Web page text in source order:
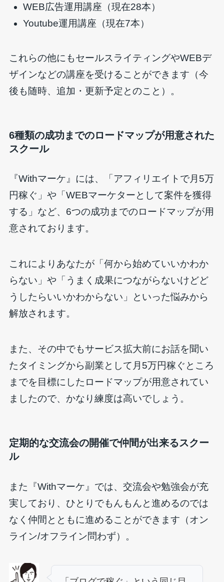
WEB広告運用講座（現在28本）
Youtube運用講座（現在7本）
これらの他にもセールスライティングやWEBデ
ザインなどの講座を受けることができます（今
後も随時、追加・更新予定とのこと）。
6種類の成功までのロードマップが用意された
スクール
『Withマーケ』には、「アフィリエイトで月5万
円稼ぐ」や「WEBマーケターとして案件を獲得
する」など、6つの成功までのロードマップが用
意されております。
これによりあなたが「何から始めていいかわか
らない」や「うまく成果につながらないけどど
うしたらいいかわからない」といった悩みから
解放されます。
また、その中でもサービス拡大前にお話を聞い
たタイミングから副業として月5万円稼ぐところ
までを目標にしたロードマップが用意されてい
ましたので、かなり練度は高いでしょう。
定期的な交流会の開催で仲間が出来るスクー
ル
また『Withマーケ』では、交流会や勉強会が充
実しており、ひとりでもんもんと進めるのでは
なく仲間とともに進めることができます（オン
ライン/オフライン問わず）。